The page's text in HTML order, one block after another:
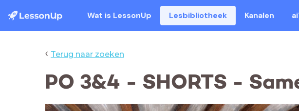
Wat is LessonUp Lesbibliotheek Kanalen
‹ Terug naar zoeken
PO 3&4 - SHORTS -